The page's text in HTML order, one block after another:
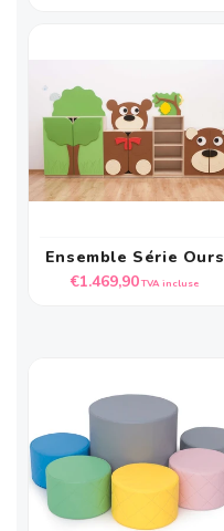
Ensemble Série Ours
Prix
€1.469,90TVA incluse